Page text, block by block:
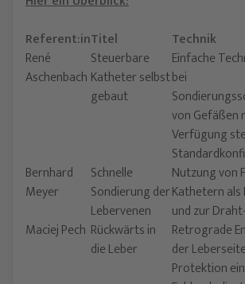
Jetzt teilnehmen
Bitte loggen Sie sich ein, um Ihre Teilnahme an diesem
bestätigen. Sie sind dann vorgemerkt und werden, falls
Referent:inTitel
Technik
René
Aschenbach
Steuerbare
Katheter selbst
gebaut
Einfache
bei
von Gefäßen
Verfügung
Bernhard
Meyer
Schnelle
Sondierung der
Lebervenen
Nutzung von
Kathetern
und zur
Maciej Pech Rückwärts in
die Leber
Retrograde
der
Protektion